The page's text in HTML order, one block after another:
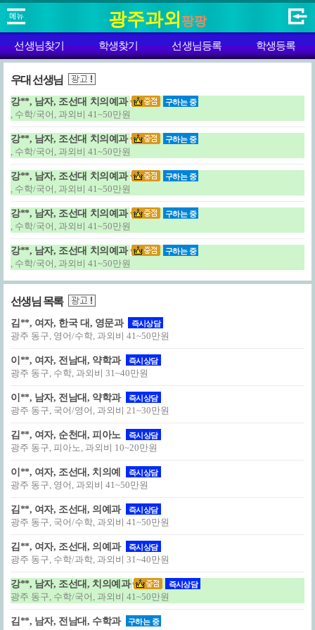
광주과외 팡팡
선생님찾기 학생찾기 선생님등록 학생등록
우대 선생님
강**, 남자, 조선대 치의예과 구하는 중
, 수학/국어, 과외비 41~50만원
강**, 남자, 조선대 치의예과 구하는 중
, 수학/국어, 과외비 41~50만원
강**, 남자, 조선대 치의예과 구하는 중
, 수학/국어, 과외비 41~50만원
강**, 남자, 조선대 치의예과 구하는 중
, 수학/국어, 과외비 41~50만원
강**, 남자, 조선대 치의예과 구하는 중
, 수학/국어, 과외비 41~50만원
선생님 목록
김**, 여자, 한국 대, 영문과 즉시상담
광주 동구, 영어/수학, 과외비 41~50만원
이**, 여자, 전남대, 약학과 즉시상담
광주 동구, 수학, 과외비 31~40만원
이**, 남자, 전남대, 약학과 즉시상담
광주 동구, 국어/영어, 과외비 21~30만원
김**, 여자, 순천대, 피아노 즉시상담
광주 동구, 피아노, 과외비 10~20만원
이**, 여자, 조선대, 치의예 즉시상담
광주 동구, 영어, 과외비 41~50만원
김**, 여자, 조선대, 의예과 즉시상담
광주 동구, 국어/수학, 과외비 41~50만원
김**, 여자, 조선대, 의예과 즉시상담
광주 동구, 수학/과학, 과외비 31~40만원
강**, 남자, 조선대, 치의예과 즉시상담
광주 동구, 수학/국어, 과외비 41~50만원
김**, 남자, 전남대, 수학과 구하는 중